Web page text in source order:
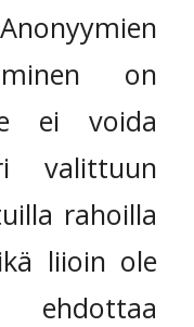
on
ei voida
valittuun
rahoilla
liioin ole